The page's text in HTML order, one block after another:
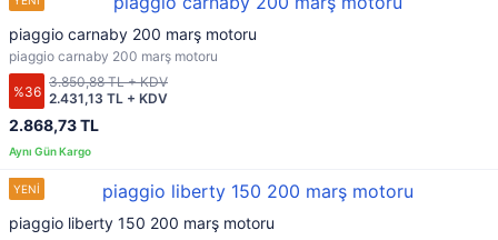
piaggio carnaby 200 marş motoru
piaggio carnaby 200 marş motoru
%36
2.868,73 TL
2.431,13 TL + KDV
3.850,88 TL + KDV
piaggio liberty 150 200 marş motoru